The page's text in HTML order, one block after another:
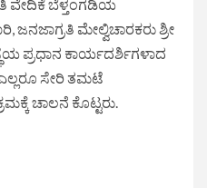
ವೇದಿಕೆ ಬೆಳ್ತಂಗಡಿಯ
ಜನಜಾಗ್ರತಿ ಮೇಲ್ವಿಚಾರಕರು ಶ್ರೀ
ಪ್ರಧಾನ ಕಾರ್ಯದರ್ಶಿಗಳಾದ
ಸೇರಿ ತಮಟೆ
ಚಾಲನೆ ಕೊಟ್ಟರು.